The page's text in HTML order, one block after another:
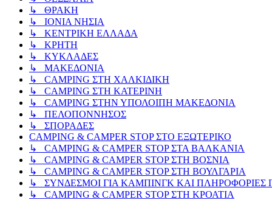
↳ ΘΡΑΚΗ
↳ ΙΟΝΙΑ ΝΗΣΙΑ
↳ ΚΕΝΤΡΙΚΗ ΕΛΛΑΔΑ
↳ ΚΡΗΤΗ
↳ ΚΥΚΛΑΔΕΣ
↳ ΜΑΚΕΔΟΝΙΑ
↳ CAMPING ΣΤΗ ΧΑΛΚΙΔΙΚΗ
↳ CAMPING ΣΤΗ ΚΑΤΕΡΙΝΗ
↳ CAMPING ΣΤΗΝ ΥΠΟΛΟΙΠΗ ΜΑΚΕΔΟΝΙΑ
↳ ΠΕΛΟΠΟΝΝΗΣΟΣ
↳ ΣΠΟΡΑΔΕΣ
CAMPING & CAMPER STOP ΣΤΟ ΕΞΩΤΕΡΙΚΟ
↳ CAMPING & CAMPER STOP ΣΤΑ ΒΑΛΚΑΝΙΑ
↳ CAMPING & CAMPER STOP ΣΤΗ ΒΟΣΝΙΑ
↳ CAMPING & CAMPER STOP ΣΤΗ ΒΟΥΛΓΑΡΙΑ
↳ ΣΥΝΔΕΣΜΟΙ ΓΙΑ ΚΑΜΠΙΝΓΚ ΚΑΙ ΠΛΗΡΟΦΟΡΙΕΣ
↳ CAMPING & CAMPER STOP ΣΤΗ ΚΡΟΑΤΙΑ